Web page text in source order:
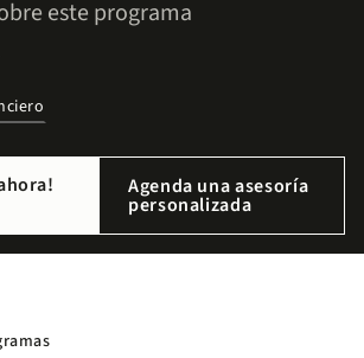
este programa
Agenda una asesoría
personalizada